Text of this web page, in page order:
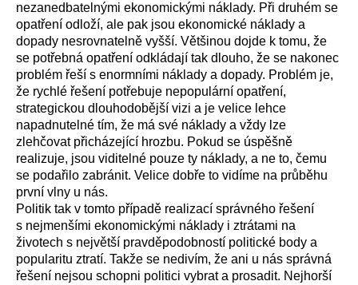
nezanedbatelnými ekonomickými náklady. Při druhém se
opatření odloží, ale pak jsou ekonomické náklady a
dopady nesrovnatelně vyšší. Většinou dojde k tomu, že
se potřebná opatření odkládají tak dlouho, že se nakonec
problém řeší s enormními náklady a dopady. Problém je,
že rychlé řešení potřebuje nepopulární opatření,
strategickou dlouhodobější vizi a je velice lehce
napadnutelné tím, že má své náklady a vždy lze
zlehčovat přicházející hrozbu. Pokud se úspěšně
realizuje, jsou viditelné pouze ty náklady, a ne to, čemu
se podařilo zabránit. Velice dobře to vidíme na průběhu
první vlny u nás.
Politik tak v tomto případě realizací správného řešení
s nejmenšími ekonomickými náklady i ztrátami na
životech s největší pravděpodobností politické body a
popularitu ztratí. Takže se nedivím, že ani u nás správná
řešení nejsou schopni politici vybrat a prosadit. Nejhorší